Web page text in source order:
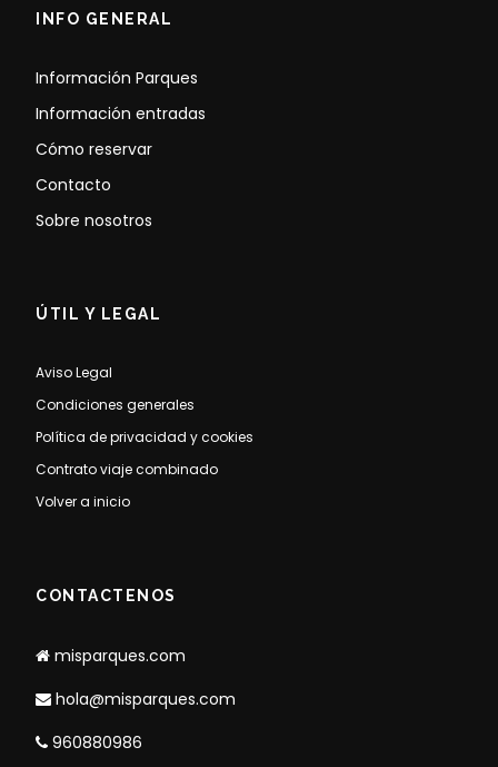
INFO GENERAL
Información Parques
Información entradas
Cómo reservar
Contacto
Sobre nosotros
ÚTIL Y LEGAL
Aviso Legal
Condiciones generales
Política de privacidad y cookies
Contrato viaje combinado
Volver a inicio
CONTACTENOS
misparques.com
hola@misparques.com
960880986